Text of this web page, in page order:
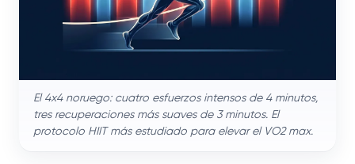
El 4x4 noruego: cuatro esfuerzos intensos de 4 minutos,
tres recuperaciones más suaves de 3 minutos. El
protocolo HIIT más estudiado para elevar el VO2 max.